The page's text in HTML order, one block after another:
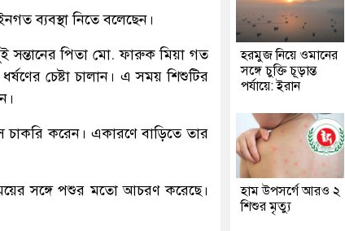
ব্যবস্থা নিতে বলেছেন।
সন্তানের পিতা মো. ফারুক মিয়া গত
চেষ্টা চালান। এ সময় শিশুটির
চাকরি করেন। একারণে বাড়িতে তার
সঙ্গে পশুর মতো আচরণ করেছে।
হরমুজ নিয়ে ওমানের
সঙ্গে চুক্তি চূড়ান্ত
পর্যায়ে: ইরান
হাম উপসর্গে আরও ২
শিশুর মৃত্যু